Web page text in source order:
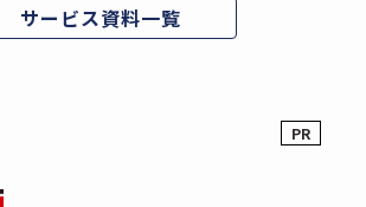
サービス資料一覧